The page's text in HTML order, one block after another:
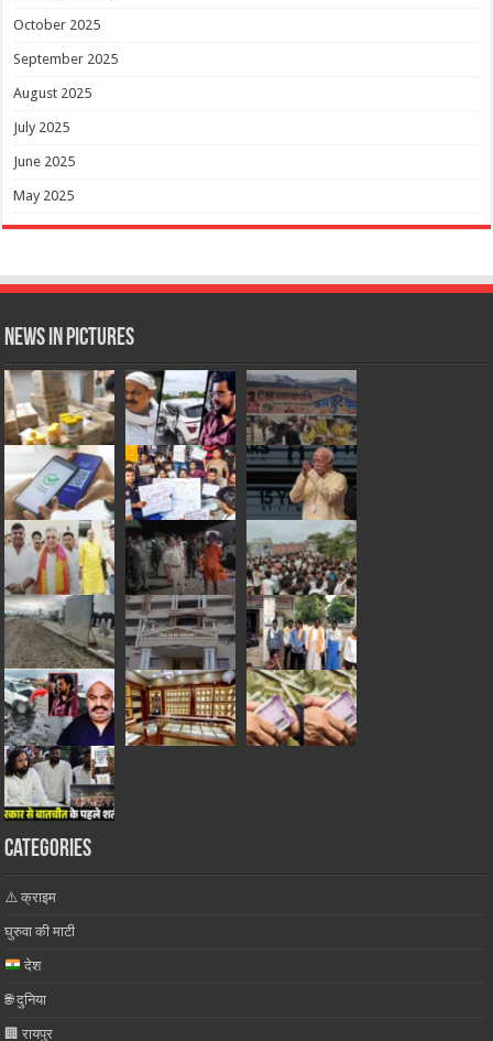
October 2025
September 2025
August 2025
July 2025
June 2025
May 2025
News in Pictures
Categories
⚠️ क्राइम
घुरुवा की माटी
देश
🌐 दुनिया
🏢 रायपुर